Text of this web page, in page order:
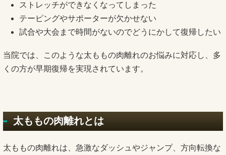
ストレッチができなくなってしまった
テーピングやサポーターが欠かせない
試合や大会まで時間がないのでどうにかして復帰したい
当院では、このような太ももの肉離れのお悩みに対応し、多
くの方が早期復帰を実現されています。
太ももの肉離れとは
太ももの肉離れは、急激なダッシュやジャンプ、方向転換な